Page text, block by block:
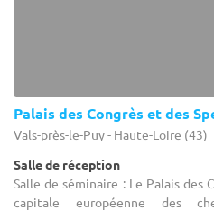
Palais des Congrès et des
Vals-près-le-Puy - Haute-Loire (43)
Salle de réception
Salle de séminaire : Le Palais des
capitale européenne des